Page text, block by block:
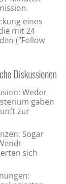
eines
mit 24
("Follow
Diskussionen
Weder
gaben
zur
Sogar
sich